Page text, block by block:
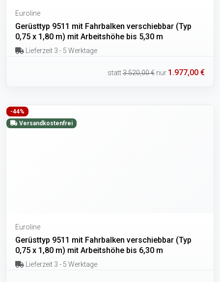
Euroline
Gerüsttyp 9511 mit Fahrbalken verschiebbar (Typ
0,75 x 1,80 m) mit Arbeitshöhe bis 5,30 m
Lieferzeit 3 - 5 Werktage
statt3.520,00 € nur 1.977,00 €
-44%
Versandkostenfrei
Euroline
Gerüsttyp 9511 mit Fahrbalken verschiebbar (Typ
0,75 x 1,80 m) mit Arbeitshöhe bis 6,30 m
Lieferzeit 3 - 5 Werktage